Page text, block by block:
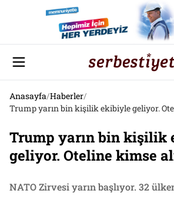
Anasayfa/Haberler/
Trump yarın bin kişilik
geliyor. Oteline kimse
NATO Zirvesi yarın başlıyor. 32